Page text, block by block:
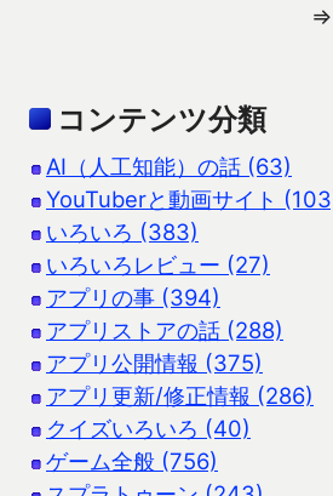
⇒
コンテンツ分類
AI（人工知能）の話 (63)
YouTuberと動画サイト
いろいろ (383)
いろいろレビュー (27)
アプリの事 (394)
アプリストアの話 (288)
アプリ公開情報 (375)
アプリ更新/修正情報 (286)
クイズいろいろ (40)
ゲーム全般 (756)